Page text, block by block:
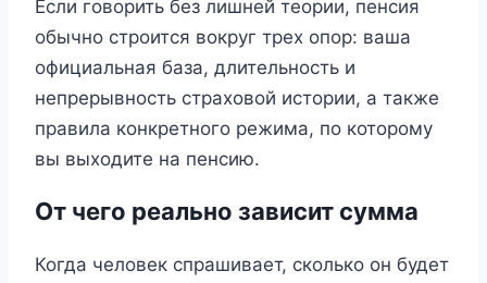
Если говорить без лишней теории, пенсия
обычно строится вокруг трех опор: ваша
официальная база, длительность и
непрерывность страховой истории, а также
правила конкретного режима, по которому
вы выходите на пенсию.
От чего реально зависит сумма
Когда человек спрашивает, сколько он будет